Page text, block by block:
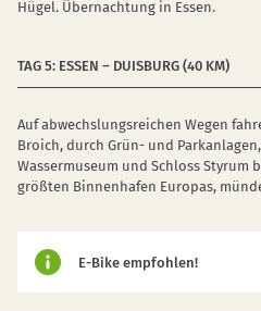
Hügel. Übernachtung in Essen.
TAG 5: ESSEN – DUISBURG (40 KM)
Auf abwechslungsreichen Wegen
Broich, durch Grün- und
Wassermuseum und Schloss Styrum
größten Binnenhafen Europas,
E-Bike empfohlen!